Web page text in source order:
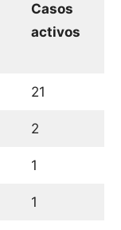
Casos
activos
21
2
1
1